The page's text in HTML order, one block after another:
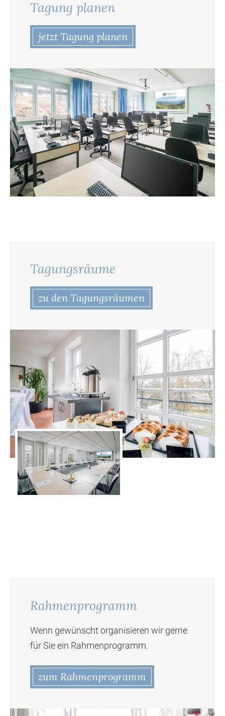
Tagung planen
jetzt Tagung planen
Tagungsräume
zu den Tagungsräumen
Rahmenprogramm
Wenn gewünscht organisieren wir gerne
für Sie ein Rahmenprogramm.
zum Rahmenprogramm